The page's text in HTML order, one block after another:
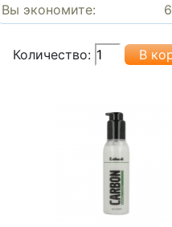
Вы экономите:
Количество: